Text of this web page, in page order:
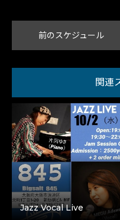
前のスケジュール
関連
Jazz Vocal Live